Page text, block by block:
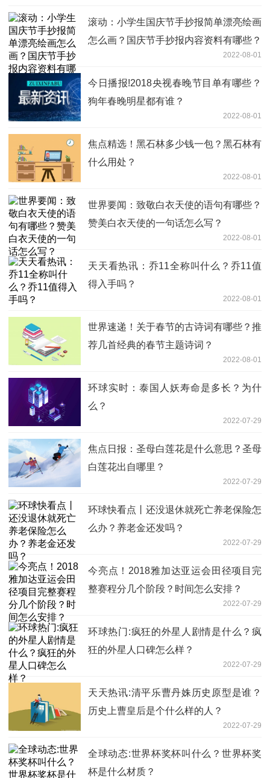
滚动：小学生国庆节手抄报简单漂亮绘画
怎么画？国庆节手抄报内容资料有哪些？
2022-08-01
今日播报!2018央视春晚节目单有哪些？
狗年春晚明星都有谁？
2022-08-01
焦点精选！黑石林多少钱一包？黑石林有
什么用处？
2022-08-01
世界要闻：致敬白衣天使的语句有哪些？
赞美白衣天使的一句话怎么写？
2022-08-01
天天看热讯：乔11全称叫什么？乔11值
得入手吗？
2022-08-01
世界速递！关于春节的古诗词有哪些？推
荐几首经典的春节主题诗词？
2022-08-01
环球实时：泰国人妖寿命是多长？为什
么？
2022-07-29
焦点日报：圣母白莲花是什么意思？圣母
白莲花出自哪里？
2022-07-29
环球快看点丨还没退休就死亡养老保险怎
么办？养老金还发吗？
2022-07-29
今亮点！2018雅加达亚运会田径项目完
整赛程分几个阶段？时间怎么安排？
2022-07-29
环球热门:疯狂的外星人剧情是什么？疯
狂的外星人口碑怎么样？
2022-07-29
天天热讯:清平乐曹丹姝历史原型是谁？
历史上曹皇后是个什么样的人？
2022-07-29
全球动态:世界杯奖杯叫什么？世界杯奖
杯是什么材质？